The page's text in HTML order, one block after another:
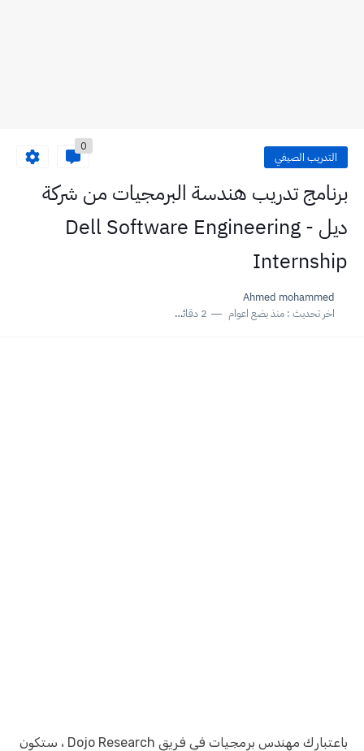
التدريب الصيفي
0
برنامج تدريب هندسة البرمجيات من شركة
ديل - Dell Software Engineering
Internship
Ahmed mohammed
اخر تحديث :منذ بضع اعوام 2 دقائق للقراءة
باعتبارك مهندس برمجيات في فريق Dojo Research ، ستكون